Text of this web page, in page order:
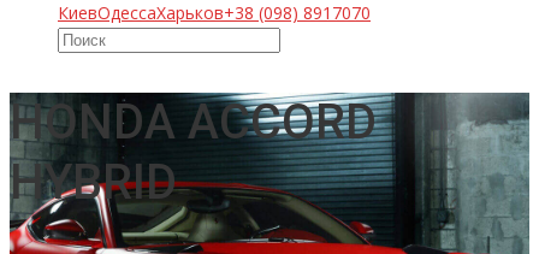
КиевОдессаХарьков+38 (098) 8917070
HONDA ACCORD
HYBRID